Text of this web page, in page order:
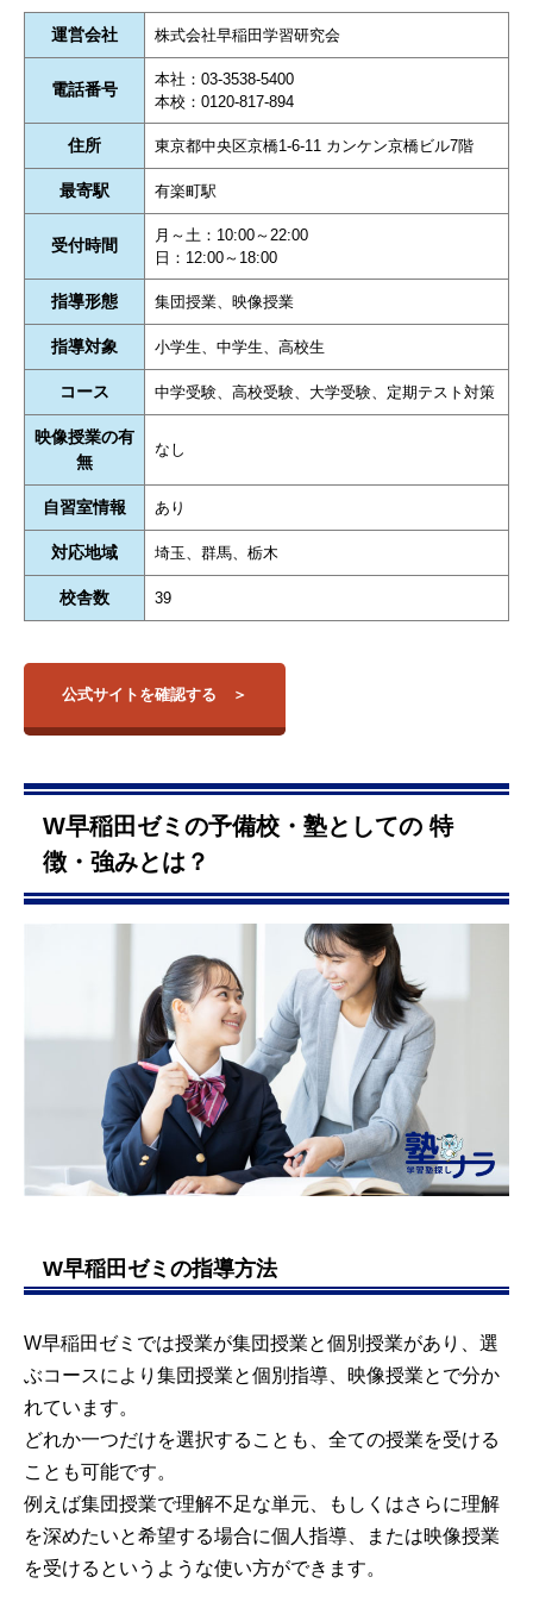
運営会社 株式会社早稲田学習研究会
電話番号
本社：03-3538-5400
本校：0120-817-894
住所 東京都中央区京橋1-6-11 カンケン京橋ビル7階
最寄駅 有楽町駅
受付時間
月～土：10:00～22:00
日：12:00～18:00
指導形態 集団授業、映像授業
指導対象 小学生、中学生、高校生
コース 中学受験、高校受験、大学受験、定期テスト対策
映像授業の有
無
なし
自習室情報 あり
対応地域 埼玉、群馬、栃木
校舎数 39
公式サイトを確認する
W早稲田ゼミの予備校・塾としての 特
徴・強みとは？
W早稲田ゼミの指導方法
W早稲田ゼミでは授業が集団授業と個別授業があり、選
ぶコースにより集団授業と個別指導、映像授業とで分か
れています。
どれか一つだけを選択することも、全ての授業を受ける
ことも可能です。
例えば集団授業で理解不足な単元、もしくはさらに理解
を深めたいと希望する場合に個人指導、または映像授業
を受けるというような使い方ができます。